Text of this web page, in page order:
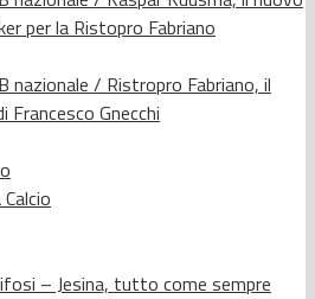
per la Ristopro Fabriano
nazionale / Ristropro Fabriano, il
Francesco Gnecchi
– Jesina, tutto come sempre